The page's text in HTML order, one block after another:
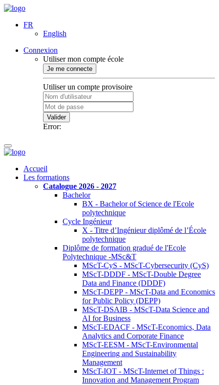
FR
English
Connexion
Utiliser mon compte école
Je me connecte
Utiliser un compte provisoire
Valider
Error:
Accueil
Les formations
Catalogue 2026 - 2027
Bachelor
BX - Bachelor of Science de l'Ecole
polytechnique
Cycle Ingénieur
X - Titre d’Ingénieur diplômé de l’École
polytechnique
Diplôme de formation gradué de l'Ecole
Polytechnique -MSc&T
MScT-CyS - MScT-Cybersecurity (CyS)
MScT-DDDF - MScT-Double Degree
Data and Finance (DDDF)
MScT-DEPP - MScT-Data and Economics
for Public Policy (DEPP)
MScT-DSAIB - MScT-Data Science and
AI for Business
MScT-EDACF - MScT-Economics, Data
Analytics and Corporate Finance
MScT-EESM - MScT-Environmental
Engineering and Sustainability
Management
MScT-IOT - MScT-Internet of Things :
Innovation and Management Program